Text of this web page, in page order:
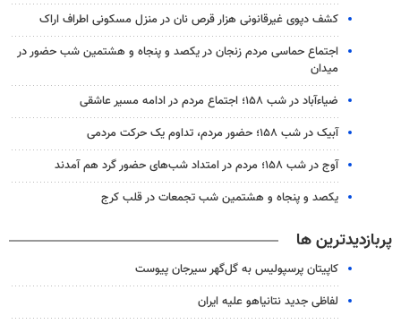
کشف دپوی غیرقانونی هزار قرص نان در منزل مسکونی اطراف اراک
اجتماع حماسی مردم زنجان در یکصد و پنجاه و هشتمین شب حضور در
میدان
ضیاء‌آباد در شب ۱۵۸؛ اجتماع مردم در ادامه مسیر عاشقی
آبیک در شب ۱۵۸؛ حضور مردم، تداوم یک حرکت مردمی
آوج در شب ۱۵۸؛ مردم در امتداد شب‌های حضور گرد هم آمدند
یکصد و پنجاه و هشتمین شب تجمعات در قلب کرج
پربازدیدترین ها
کاپیتان پرسپولیس به گل‌گهر سیرجان پیوست
لفاظی جدید نتانیاهو علیه ایران